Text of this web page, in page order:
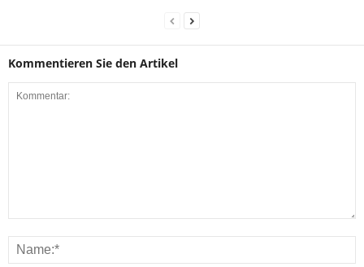
Kommentieren Sie den Artikel